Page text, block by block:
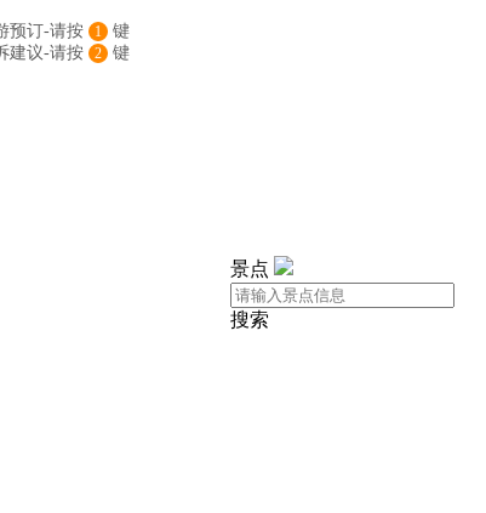
预订-请按 1
键
建议-请按
2 键
景点
搜索